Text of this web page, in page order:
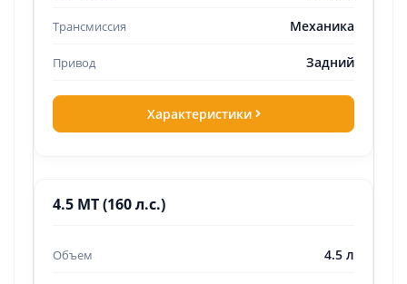
Механика
Задний
Характеристики
4.5 MT (160 л.с.)
4.5 л